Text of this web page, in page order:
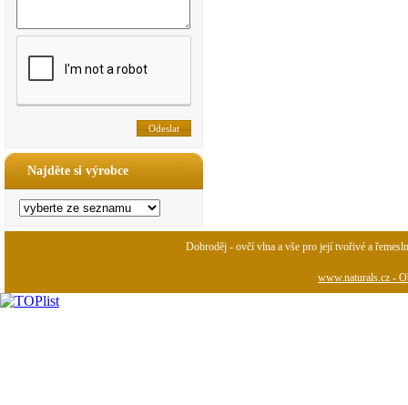
Najděte si výrobce
Dobroděj - ovčí vlna a vše pro její tvořivé a
www.naturals.cz -